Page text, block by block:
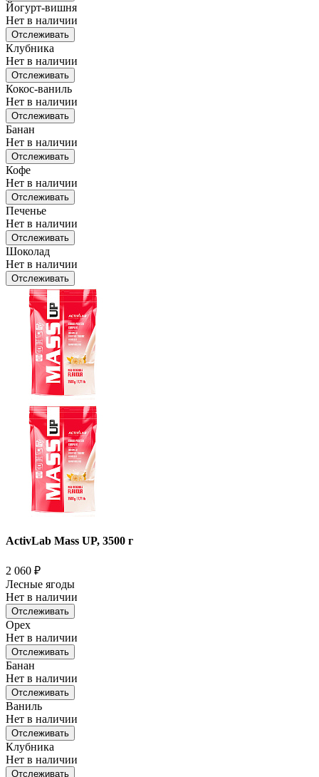
Йогурт-вишня
Нет в наличии
Отслеживать
Клубника
Нет в наличии
Отслеживать
Кокос-ваниль
Нет в наличии
Отслеживать
Банан
Нет в наличии
Отслеживать
Кофе
Нет в наличии
Отслеживать
Печенье
Нет в наличии
Отслеживать
Шоколад
Нет в наличии
Отслеживать
ActivLab Mass UP, 3500 г
2 060 ₽
Лесные ягоды
Нет в наличии
Отслеживать
Орех
Нет в наличии
Отслеживать
Банан
Нет в наличии
Отслеживать
Ваниль
Нет в наличии
Отслеживать
Клубника
Нет в наличии
Отслеживать